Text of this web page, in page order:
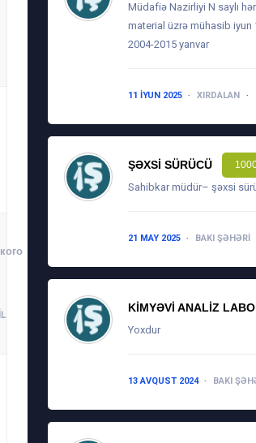
Müdafiə Nazirliyi N saylı
material üzrə mühasib iyun
2004-2015 yanvar
11 IYUN 2025 XIRDALAN
ŞƏXSI SÜRÜCÜ
Sahibkar müdür– şəxsi
21 MAY 2025 BAKI ŞƏHƏRI
KIMYƏVI ANALIZ
Yoxdur
13 AVQUST 2024 BAKI